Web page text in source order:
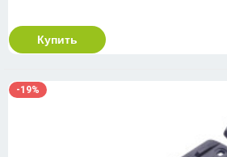
Купить
-19%